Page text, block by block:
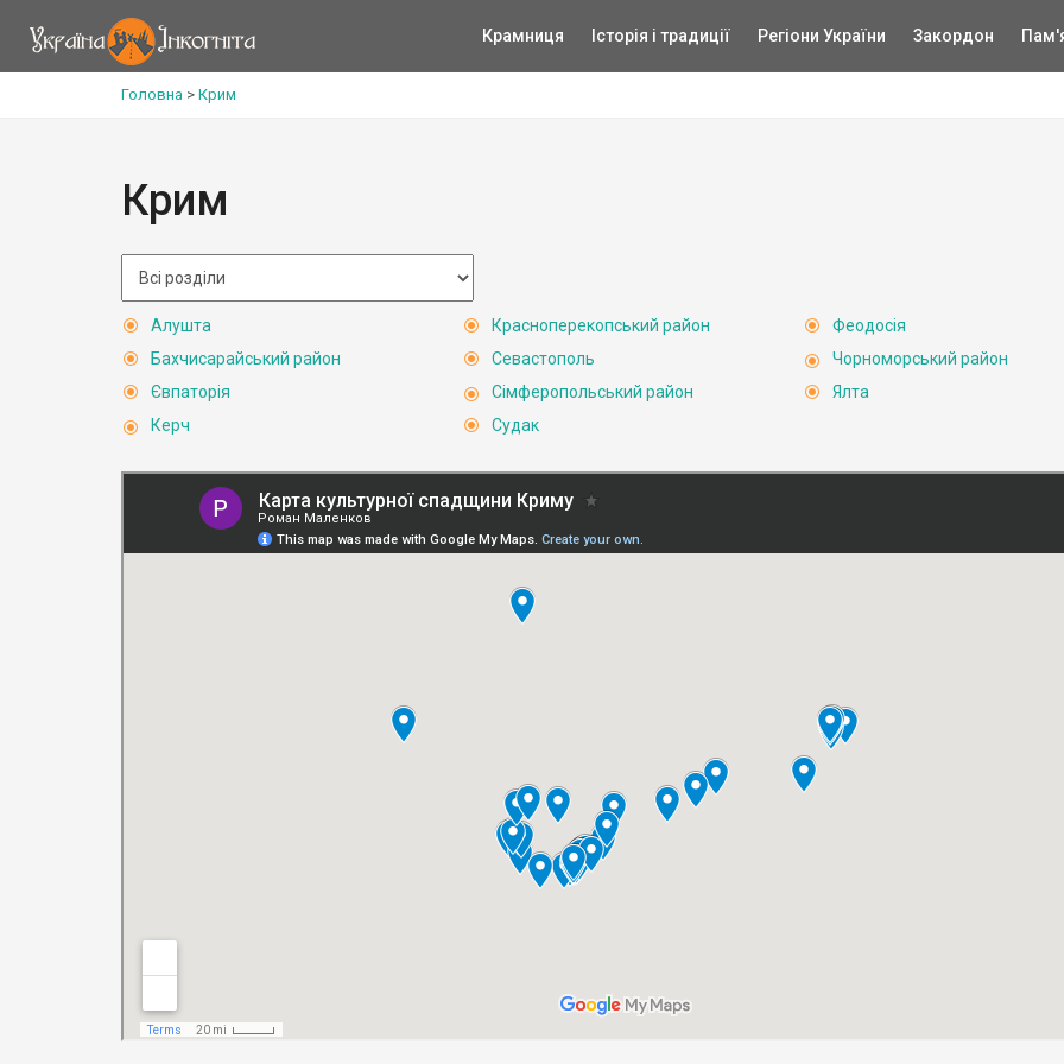
Крамниця Історія і традиції Регіони України Закордон
Головна > Крим
Крим
Алушта
Бахчисарайський район
Євпаторія
Керч
Красноперекопський район
Севастополь
Сімферопольський район
Судак
Феодосія
Чорноморський район
Ялта